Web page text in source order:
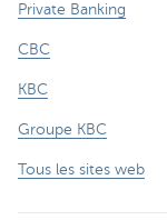
Private Banking
CBC
KBC
Groupe KBC
Tous les sites web